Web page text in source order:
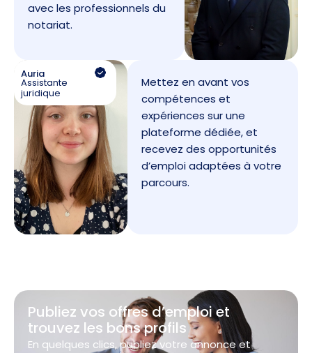
avec les professionnels du
notariat.
Auria
Assistante
juridique
Mettez en avant vos
compétences et
expériences sur une
plateforme dédiée, et
recevez des opportunités
d’emploi adaptées à votre
parcours.
Publiez vos offres d’emploi et
trouvez les bons profils
En quelques clics, publiez votre annonce et